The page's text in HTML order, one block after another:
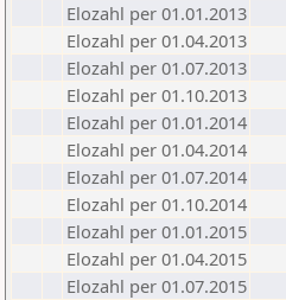
Elozahl per 01.01.2013
Elozahl per 01.04.2013
Elozahl per 01.07.2013
Elozahl per 01.10.2013
Elozahl per 01.01.2014
Elozahl per 01.04.2014
Elozahl per 01.07.2014
Elozahl per 01.10.2014
Elozahl per 01.01.2015
Elozahl per 01.04.2015
Elozahl per 01.07.2015